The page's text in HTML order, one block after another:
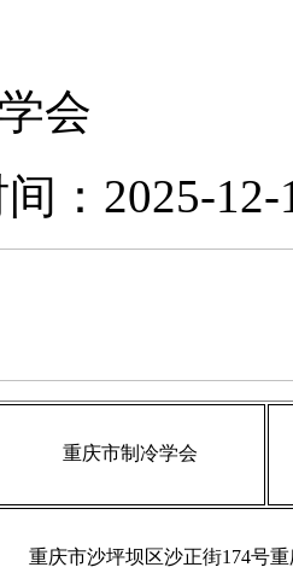
会
：2025-
重庆市制冷学会
重庆市沙坪坝区沙正街174号